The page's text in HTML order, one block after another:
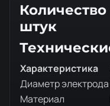
Описание
штук
Характеристика
Диаметр электрода
Материал